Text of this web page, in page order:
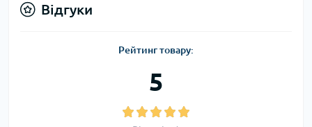
Відгуки
Рейтинг товару:
5